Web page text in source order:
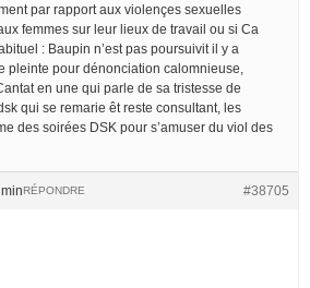
par rapport aux violençes sexuelles
femmes sur leur lieux de travail ou si Ca
: Baupin n’est pas poursuivit il y a
pleinte pour dénonciation calomnieuse,
en une qui parle de sa tristesse de
qui se remarie êt reste consultant, les
des soirées DSK pour s’amuser du viol des
#38705
RÉPONDRE